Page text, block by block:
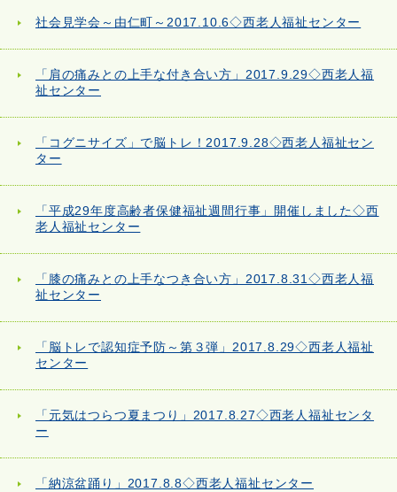
社会見学会～由仁町～2017.10.6◇西老人福祉センター
「肩の痛みとの上手な付き合い方」2017.9.29◇西老人福
祉センター
「コグニサイズ」で脳トレ！2017.9.28◇西老人福祉セン
ター
「平成29年度高齢者保健福祉週間行事」開催しました◇西
老人福祉センター
「膝の痛みとの上手なつき合い方」2017.8.31◇西老人福
祉センター
「脳トレで認知症予防～第３弾」2017.8.29◇西老人福祉
センター
「元気はつらつ夏まつり」2017.8.27◇西老人福祉センタ
ー
「納涼盆踊り」2017.8.8◇西老人福祉センター